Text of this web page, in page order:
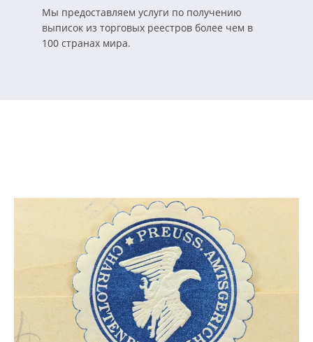
Мы предоставляем услуги по получению
выписок из торговых реестров более чем в
100 странах мира.